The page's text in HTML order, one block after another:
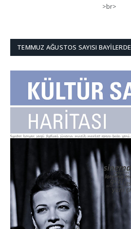
>br>
TEMMUZ AĞUSTOS SAYISI BAYILERDE